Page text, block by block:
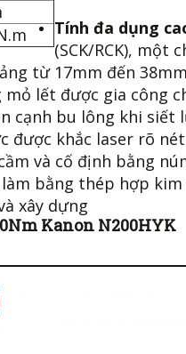
N.m Tính đa dụng
(SCK/RCK), một
từ 17mm đến
mỏ lết được gia công
cạnh bu lông khi siết
được khắc laser rõ
và cố định bằng
bằng thép hợp
xây dựng
Kanon N200HYK